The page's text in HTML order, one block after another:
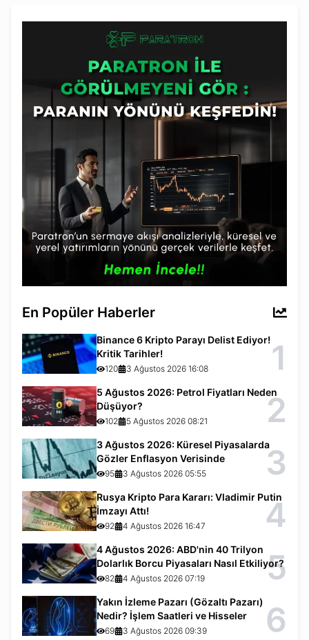
En Popüler Haberler
Binance 6 Kripto Parayı Delist Ediyor!
Kritik Tarihler!
120 3 Ağustos 2026 16:08 1
5 Ağustos 2026: Petrol Fiyatları Neden
Düşüyor?
102 5 Ağustos 2026 08:21 2
3 Ağustos 2026: Küresel Piyasalarda
Gözler Enflasyon Verisinde
95 3 Ağustos 2026 05:55 3
Rusya Kripto Para Kararı: Vladimir Putin
İmzayı Attı!
92 4 Ağustos 2026 16:47 4
4 Ağustos 2026: ABD'nin 40 Trilyon
Dolarlık Borcu Piyasaları Nasıl Etkiliyor?
82 4 Ağustos 2026 07:19 5
Yakın İzleme Pazarı (Gözaltı Pazarı)
Nedir? İşlem Saatleri ve Hisseler
69 3 Ağustos 2026 09:39 6